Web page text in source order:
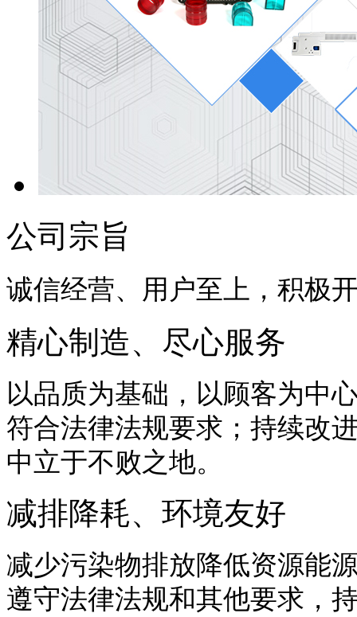
公司宗旨
诚信经营、用户至上，积极
精心制造、尽心服务
以品质为基础，以顾客为中
符合法律法规要求；持续改
中立于不败之地。
减排降耗、环境友好
减少污染物排放降低资源能
遵守法律法规和其他要求，